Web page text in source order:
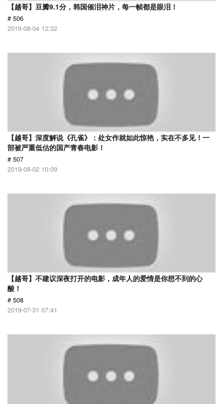
【越哥】豆瓣9.1分，韩国催泪神片，每一帧都是眼泪！
# 506
2019-08-04 12:32
【越哥】深度解说《孔雀》：处女作就如此惊艳，实在不多见！一
部被严重低估的国产青春电影！
# 507
2019-08-02 10:09
【越哥】不建议深夜打开的电影，成年人的爱情是你想不到的心
酸！
# 508
2019-07-31 07:41